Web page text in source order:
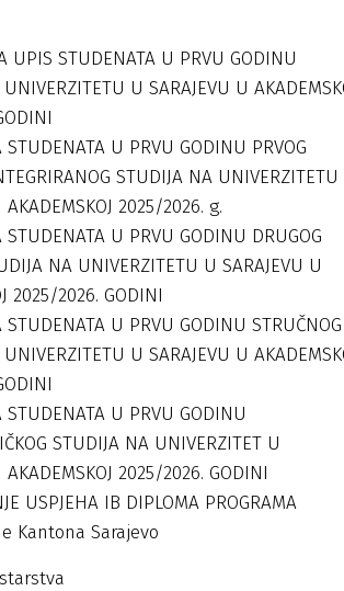
UPIS STUDENATA U PRVU GODINU
U SARAJEVU U
U PRVU GODINU PRVOG
STUDIJA NA
AKADEMSKOJ 2025/2026. g.
U PRVU GODINU DRUGOG
NA UNIVERZITETU U SARAJEVU U
2025/2026. GODINI
U PRVU GODINU STRUČNOG
U SARAJEVU U
U PRVU GODINU
STUDIJA NA UNIVERZITET U
AKADEMSKOJ 2025/2026. GODINI
USPJEHA IB DIPLOMA PROGRAMA
Kantona Sarajevo